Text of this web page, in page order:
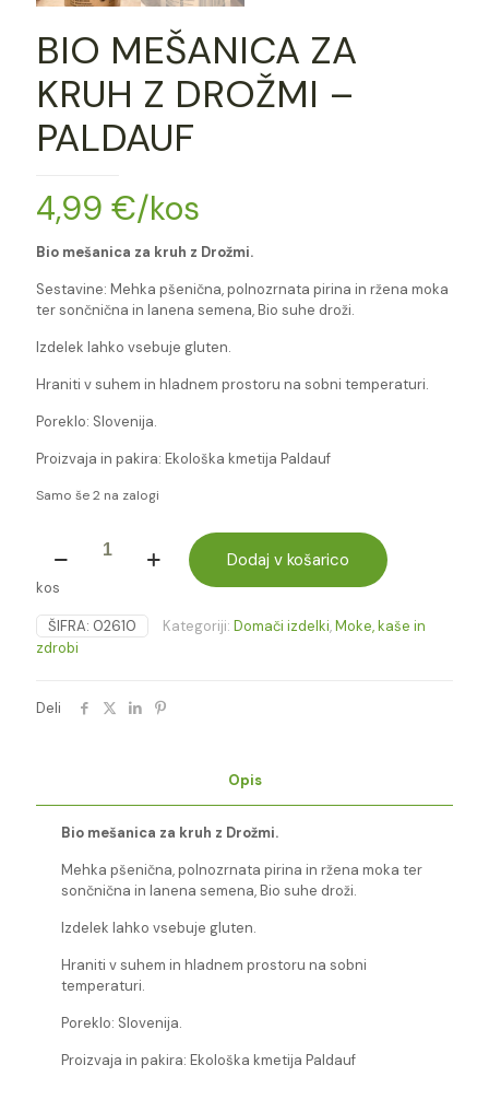
BIO MEŠANICA ZA
KRUH Z DROŽMI –
PALDAUF
4,99 €/kos
Bio mešanica za kruh z Drožmi.
Sestavine: Mehka pšenična, polnozrnata pirina in ržena moka
ter sončnična in lanena semena, Bio suhe droži.
Izdelek lahko vsebuje gluten.
Hraniti v suhem in hladnem prostoru na sobni temperaturi.
Poreklo: Slovenija.
Proizvaja in pakira: Ekološka kmetija Paldauf
Samo še 2 na zalogi
MEŠANICA
KRUH
Z
DROŽMI
-
količina
kos
Dodaj v košarico
ŠIFRA: 02610 Kategoriji: Domači izdelki,Moke, kaše in
zdrobi
Deli
Opis
Bio mešanica za kruh z Drožmi.
Mehka pšenična, polnozrnata pirina in ržena moka ter
sončnična in lanena semena, Bio suhe droži.
Izdelek lahko vsebuje gluten.
Hraniti v suhem in hladnem prostoru na sobni
temperaturi.
Poreklo: Slovenija.
Proizvaja in pakira: Ekološka kmetija Paldauf